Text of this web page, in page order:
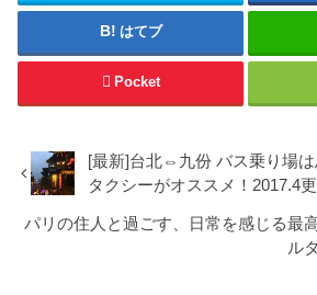
はてブ
Pocket
[最新]台北⇔九份 バス乗り場
タクシーがオススメ！2017.4
パリの住人と過ごす、日常を感じる最
ル